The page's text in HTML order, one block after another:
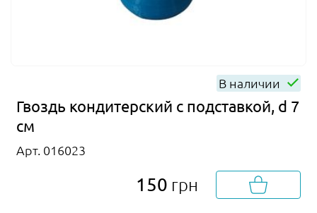
В наличии
Гвоздь кондитерский с подставкой, d 7
см
Арт. 016023
150 грн